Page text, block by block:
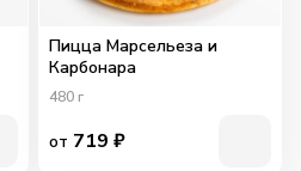
Пицца Марсельеза и
Карбонара
480 г
от 719 ₽